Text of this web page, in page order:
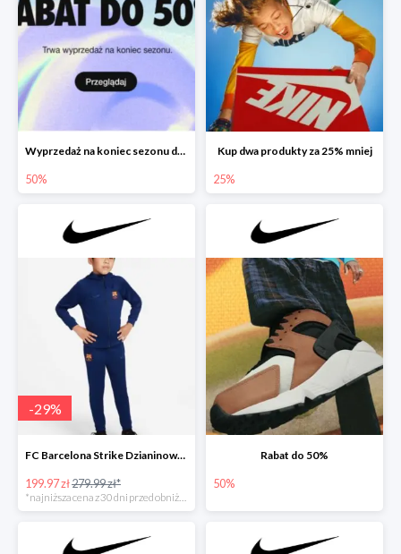
Wyprzedaż na koniec sezonu do -50%
50%
Kup dwa produkty za 25% mniej
25%
-29%
FC Barcelona Strike Dzianinowy dres piłkarski - 28%
199.97 zł279.99 zł*
Rabat do 50%
50%